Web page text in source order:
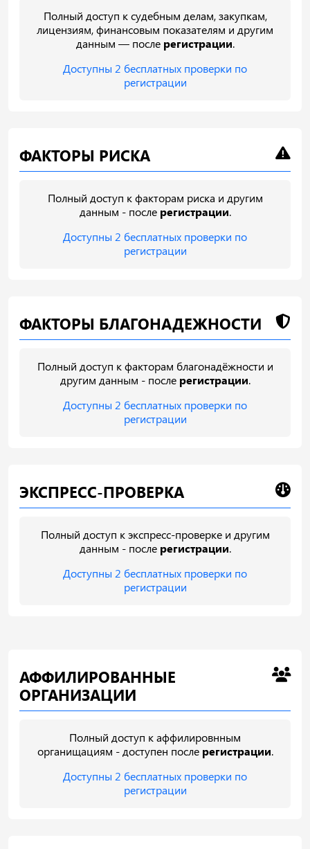
Полный доступ к судебным делам, закупкам,
лицензиям, финансовым показателям и другим
данным — после регистрации.
Доступны 2 бесплатных проверки по
регистрации
ФАКТОРЫ РИСКА
Полный доступ к факторам риска и другим
данным - после регистрации.
Доступны 2 бесплатных проверки по
регистрации
ФАКТОРЫ БЛАГОНАДЕЖНОСТИ
Полный доступ к факторам благонадёжности и
другим данным - после регистрации.
Доступны 2 бесплатных проверки по
регистрации
ЭКСПРЕСС-ПРОВЕРКА
Полный доступ к экспресс-проверке и другим
данным - после регистрации.
Доступны 2 бесплатных проверки по
регистрации
АФФИЛИРОВАННЫЕ
ОРГАНИЗАЦИИ
Полный доступ к аффилировнным
органищациям - доступен после регистрации.
Доступны 2 бесплатных проверки по
регистрации